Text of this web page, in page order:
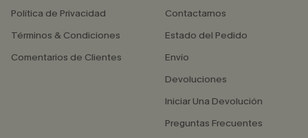
Política de Privacidad
Términos & Condiciones
Comentarios de Clientes
Contactarnos
Estado del Pedido
Envío
Devoluciones
Iniciar Una Devolución
Preguntas Frecuentes